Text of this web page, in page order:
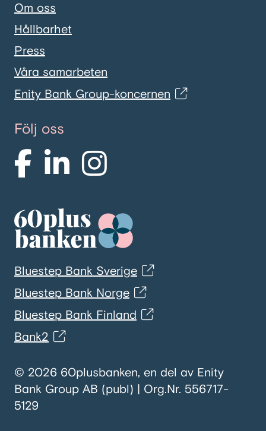
Om oss
Hållbarhet
Press
Våra samarbeten
Enity Bank Group-koncernen
Följ oss
Bluestep Bank Sverige
Bluestep Bank Norge
Bluestep Bank Finland
Bank2
© 2026 60plusbanken, en del av Enity
Bank Group AB (publ) | Org.Nr. 556717-
5129